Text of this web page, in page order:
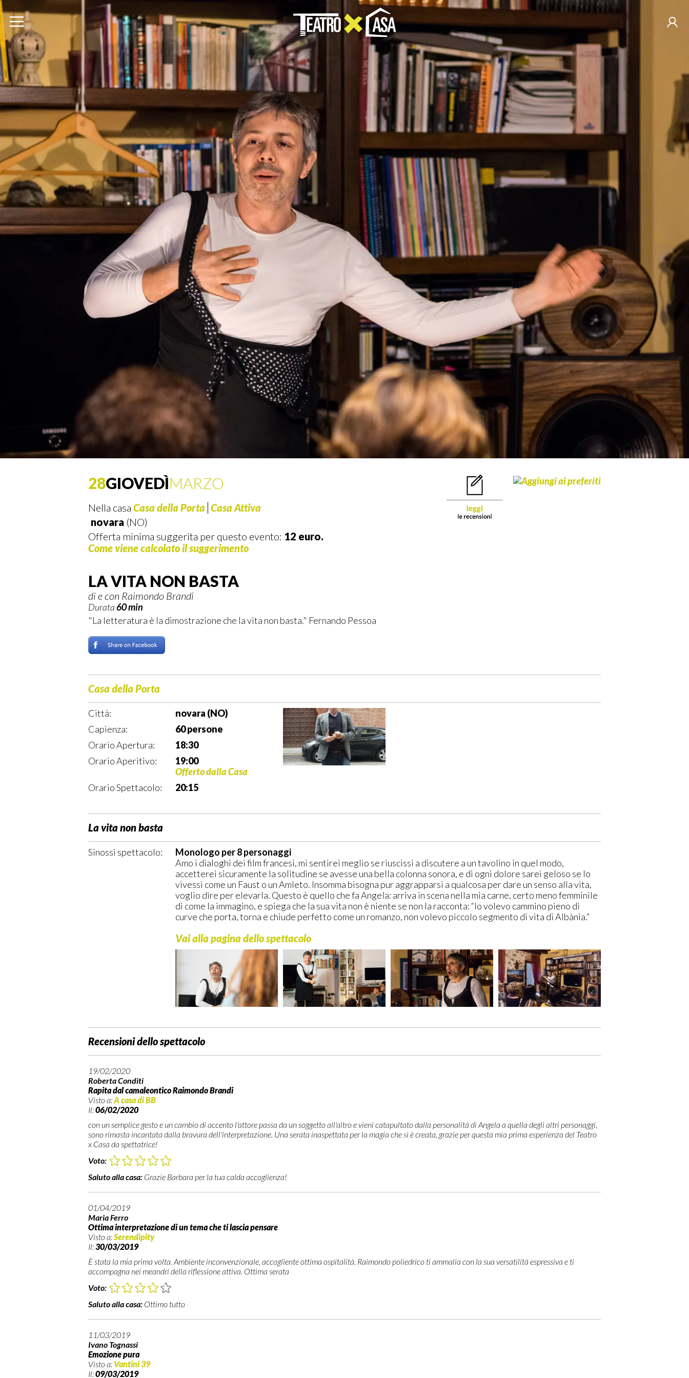
28GIOVEDÌMARZO
Nella casa Casa della Porta Casa Attiva
novara (NO)
Offerta minima suggerita per questo evento: 12 euro.
Come viene calcolato il suggerimento
LA VITA NON BASTA
di e con Raimondo Brandi
Durata60 min
"La letteratura è la dimostrazione che la vita non basta." Fernando Pessoa
Casa della Porta
Città:
novara (NO)
Capienza:
60 persone
Orario Apertura:
18:30
Orario Aperitivo:
19:00
Offerto dalla Casa
Orario Spettacolo:
20:15
La vita non basta
Sinossi spettacolo:
Monologo per 8 personaggi
Amo i dialoghi dei film francesi, mi sentirei meglio se riuscissi a discutere a un tavolino in quel modo,
accetterei sicuramente la solitudine se avesse una bella colonna sonora, e di ogni dolore sarei geloso se lo
vivessi come un Faust o un Amleto. Insomma bisogna pur aggrapparsi a qualcosa per dare un senso alla vita,
voglio dire per elevarla. Questo è quello che fa Angela: arriva in scena nella mia carne, certo meno femminile
di come la immagino, e spiega che la sua vita non è niente se non la racconta: “Io volevo cammino pieno di
curve che porta, torna e chiude perfetto come un romanzo, non volevo piccolo segmento di vita di Albània.”
Vai alla pagina dello spettacolo
Recensioni dello spettacolo
19/02/2020
Roberta Conditi
Rapita dal camaleontico Raimondo Brandi
Visto a:A casa di BB
Il:06/02/2020
con un semplice gesto e un cambio di accento l'attore passa da un soggetto all'altro e vieni catapultato dalla personalità di Angela a quella degli altri personaggi,
sono rimasta incantata dalla bravura dell'interpretazione. Una serata inaspettata per la magia che si è creata, grazie per questa mia prima esperienza del Teatro
x Casa da spettatrice!
Voto:
Saluto alla casa: Grazie Barbara per la tua calda accoglienza!
01/04/2019
Maria Ferro
Ottima interpretazione di un tema che ti lascia pensare
Visto a:Serendipity
Il:30/03/2019
È stata la mia prima volta. Ambiente inconvenzionale, accogliente ottima ospitalità. Raimondo poliedrico ti ammalia con la sua versatilità espressiva e ti
accompagna nei meandri della riflessione attiva. Ottima serata
Voto:
Saluto alla casa: Ottimo tutto
11/03/2019
Ivano Tognassi
Emozione pura
Visto a: Vantini 39
Il:09/03/2019